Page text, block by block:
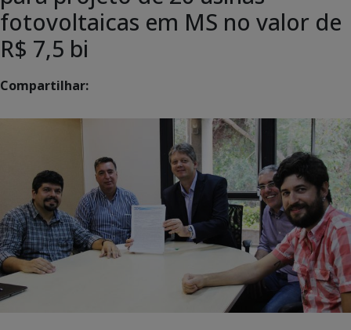
fotovoltaicas em MS no valor de
R$ 7,5 bi
Compartilhar: